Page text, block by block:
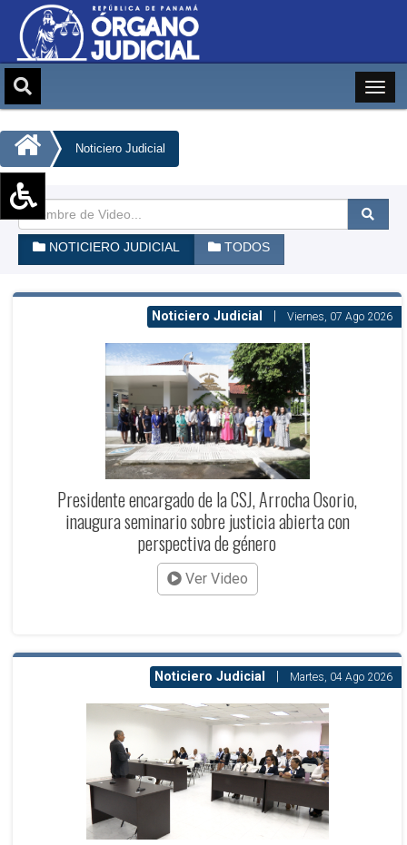
Aumentar texto (+)
Reducir texto (-)
Escala de Brillo
Noticiero Judicial
NOTICIERO JUDICIAL TODOS
Noticiero Judicial |Viernes, 07 Ago 2026
Presidente encargado de la CSJ, Arrocha Osorio,
inaugura seminario sobre justicia abierta con
perspectiva de género
Ver Video
Noticiero Judicial Martes, 04 Ago 2026